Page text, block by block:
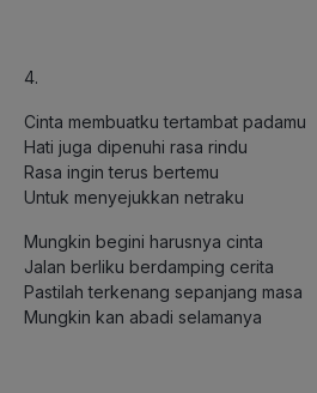
4.
Cinta membuatku tertambat padamu
Hati juga dipenuhi rasa rindu
Rasa ingin terus bertemu
Untuk menyejukkan netraku
Mungkin begini harusnya cinta
Jalan berliku berdamping cerita
Pastilah terkenang sepanjang masa
Mungkin kan abadi selamanya